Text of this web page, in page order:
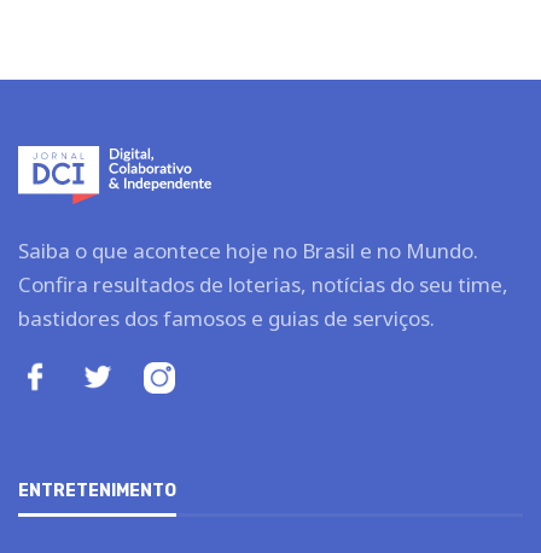
Saiba o que acontece hoje no Brasil e no Mundo.
Confira resultados de loterias, notícias do seu time,
bastidores dos famosos e guias de serviços.
ENTRETENIMENTO